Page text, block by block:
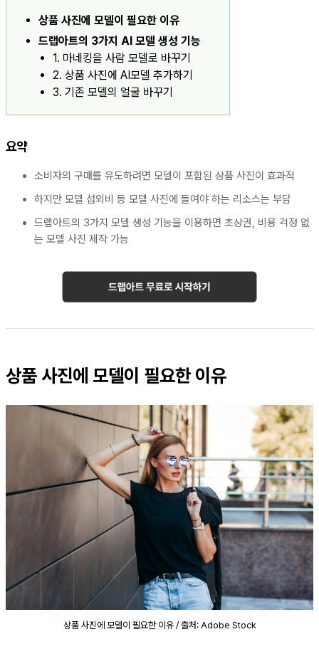
상품 사진에 모델이 필요한 이유
드랩아트의 3가지 AI 모델 생성 기능
1. 마네킹을 사람 모델로 바꾸기
2. 상품 사진에 AI모델 추가하기
3. 기존 모델의 얼굴 바꾸기
요약
소비자의 구매를 유도하려면 모델이 포함된 상품 사진이 효과적
하지만 모델 섭외비 등 모델 사진에 들여야 하는 리소스는 부담
드랩아트의 3가지 모델 생성 기능을 이용하면 초상권, 비용 걱정 없
는 모델 사진 제작 가능
상품 사진에 모델이 필요한 이유
상품 사진에 모델이 필요한 이유 / 출처: Adobe Stock